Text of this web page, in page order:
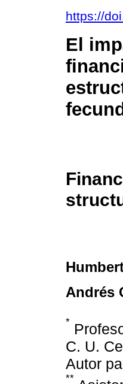
https://
El
Andrés
*
C. U.
Autor
**